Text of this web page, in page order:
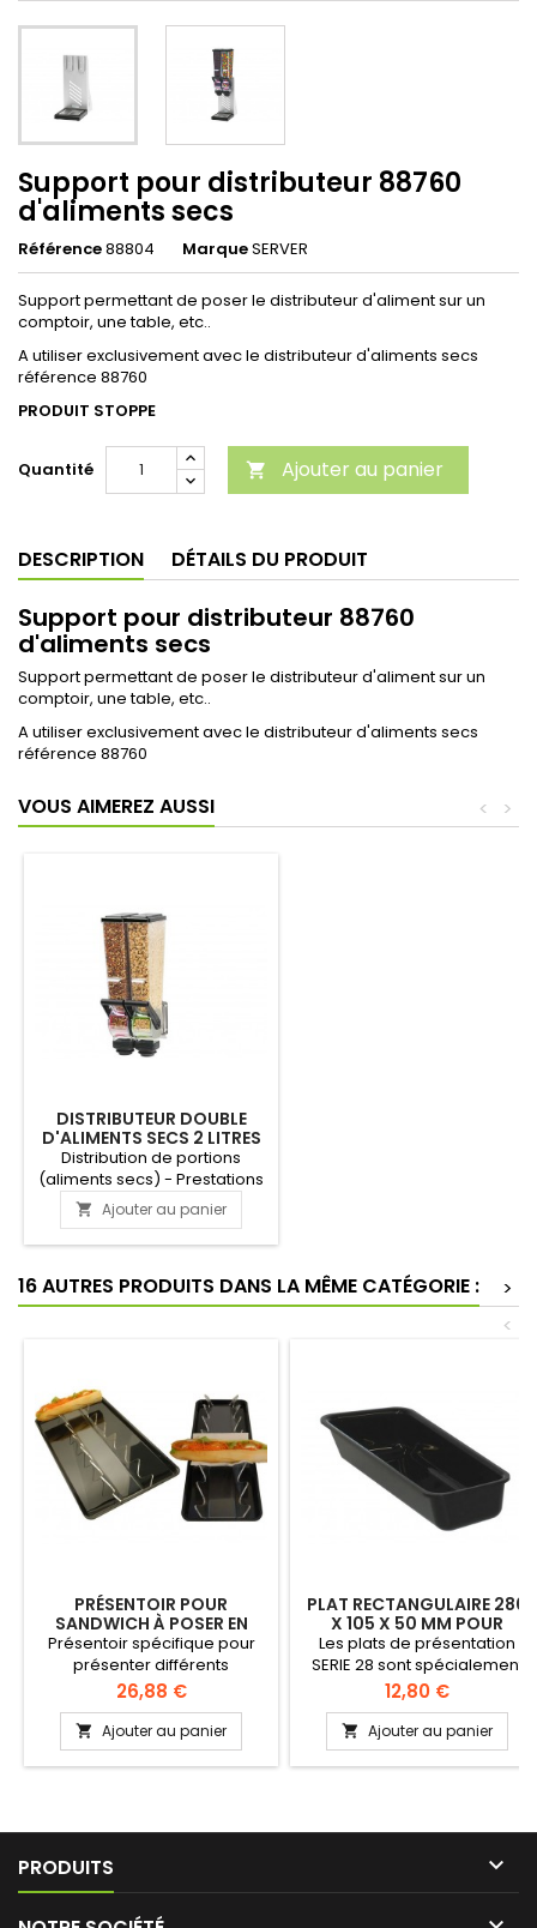
Support pour distributeur 88760
d'aliments secs
Référence88804 MarqueSERVER
Support permettant de poser le distributeur d'aliment sur un
comptoir, une table, etc..
A utiliser exclusivement avec le distributeur d'aliments secs
référence 88760
PRODUIT STOPPE
Quantité  Ajouter au panier
DESCRIPTION DÉTAILS DU PRODUIT
Support pour distributeur 88760
d'aliments secs
Support permettant de poser le distributeur d'aliment sur un
comptoir, une table, etc..
A utiliser exclusivement avec le distributeur d'aliments secs
référence 88760
VOUS AIMEREZ AUSSI >
<
DISTRIBUTEUR DOUBLE
D'ALIMENTS SECS 2 LITRES
POUR MAGASIN
Distribution de portions
(aliments secs) - Prestations
optimales Présentation
élégante (l'un à côté de
l'autre) Portions exactes, 4
(22,5 ml), vert (30 ml) et rose
(45 ml) Idéal pour utilisation
smoothies, cafés divers et
autres). PRODUIT STOPPE
 Ajouter au panier
16 AUTRES PRODUITS DANS LA MÊME CATÉGORIE :
>
<
PRÉSENTOIR POUR
SANDWICH À POSER EN
VITRINE OU SUR LE
COMPTOIR
Présentoir spécifique pour
présenter différents
sandwich qui seront
présentés en vitrine ou
directement en comptoir
Peut accueillir 7 sandwichs.
Vendu sans plateau.
Prix
26,88 €
 Ajouter au panier
PLAT RECTANGULAIRE 280
X 105 X 50 MM POUR
VITRINE
Les plats de présentation
SERIE 28 sont spécialement
étudiés pour les présentation
en vitrine pour les traiteurs,
charcutiers, boucherie, etc...
Lavable en lave-vaisselle
Plexi alimentaire Hauteur 50
Prix
12,80 €
 Ajouter au panier
PRODUITS 